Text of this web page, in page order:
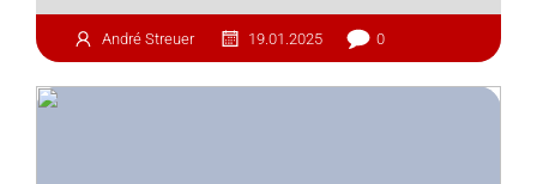
André Streuer 19.01.2025 0